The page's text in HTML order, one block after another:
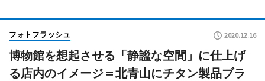
フォトフラッシュ 2020.12.16
博物館を想起させる「静謐な空間」に仕上げ
る店内のイメージ＝北青山にチタン製品ブラ